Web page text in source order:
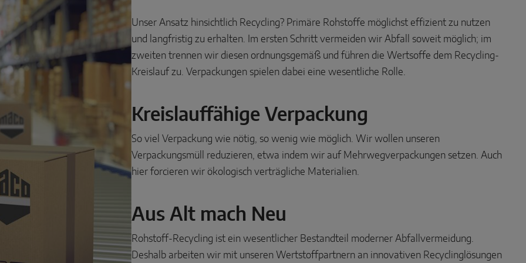
Unser Ansatz hinsichtlich Recycling? Primäre Rohstoffe möglichst effizient zu nutzen
und langfristig zu erhalten. Im ersten Schritt vermeiden wir Abfall soweit möglich; im
zweiten trennen wir diesen ordnungsgemäß und führen die Wertsoffe dem Recycling-
Kreislauf zu. Verpackungen spielen dabei eine wesentliche Rolle.
Kreislauffähige Verpackung
So viel Verpackung wie nötig, so wenig wie möglich. Wir wollen unseren
Verpackungsmüll reduzieren, etwa indem wir auf Mehrwegverpackungen setzen. Auch
hier forcieren wir ökologisch verträgliche Materialien.
Aus Alt mach Neu
Rohstoff-Recycling ist ein wesentlicher Bestandteil moderner Abfallvermeidung.
Deshalb arbeiten wir mit unseren Wertstoffpartnern an innovativen Recyclinglösungen